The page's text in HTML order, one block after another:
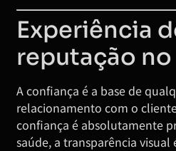
Experiência
reputação
A confiança é a base de
relacionamento com o
confiança é absolutamente
saúde, a transparência visual